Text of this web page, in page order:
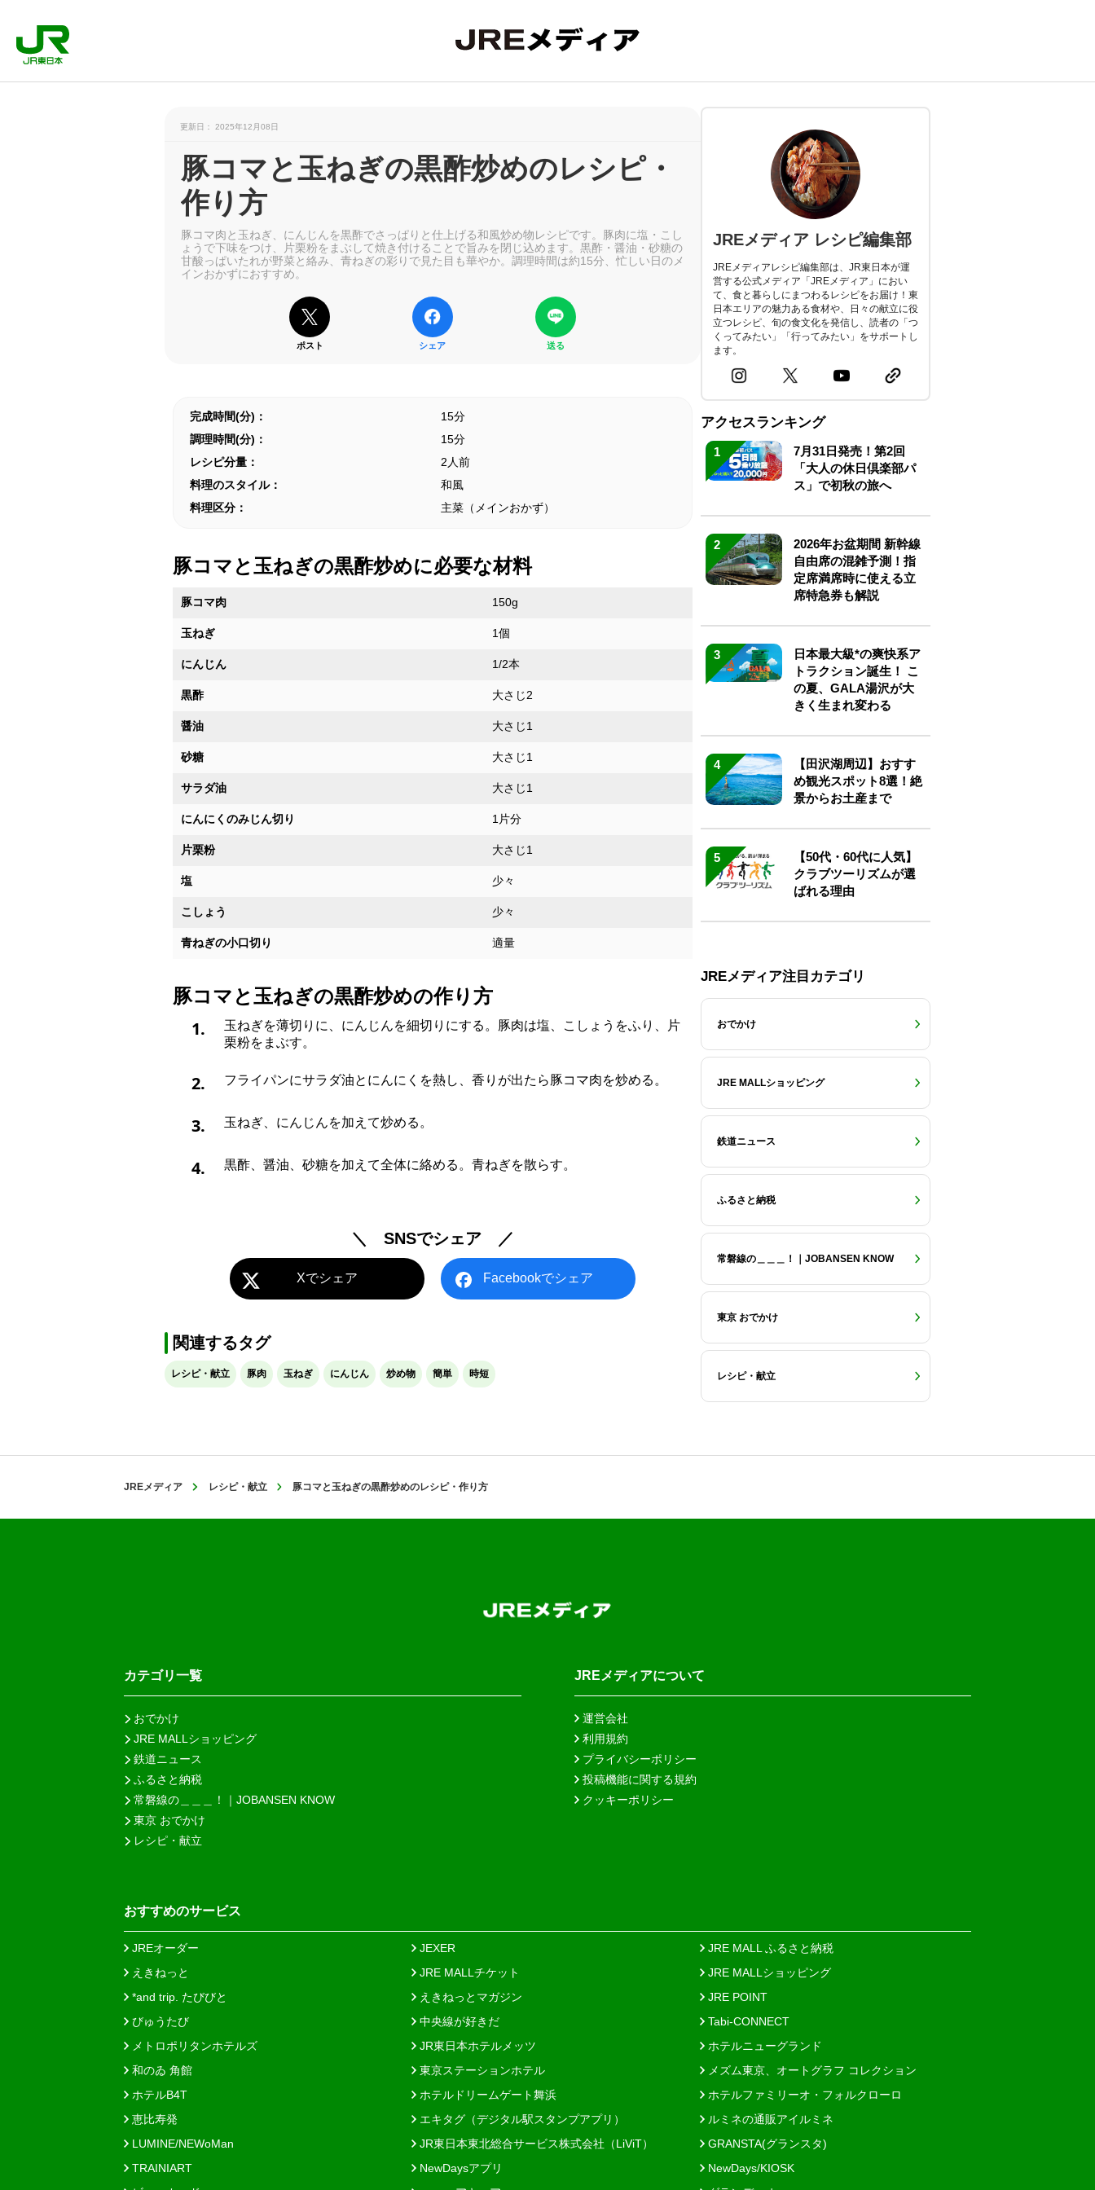
更新日： 2025年12月08日
豚コマと玉ねぎの黒酢炒めのレシピ・
作り方
豚コマ肉と玉ねぎ、にんじんを黒酢でさっぱりと仕上げる和風炒め物レシピです。豚肉に塩・こし
ょうで下味をつけ、片栗粉をまぶして焼き付けることで旨みを閉じ込めます。黒酢・醤油・砂糖の
甘酸っぱいたれが野菜と絡み、青ねぎの彩りで見た目も華やか。調理時間は約15分、忙しい日のメ
インおかずにおすすめ。
ポスト シェア 送る
完成時間(分)：
15分
調理時間(分)：
15分
レシピ分量：
2人前
料理のスタイル：
和風
料理区分：
主菜（メインおかず）
豚コマと玉ねぎの黒酢炒めに必要な材料
豚コマ肉 150g
玉ねぎ 1個
にんじん 1/2本
黒酢 大さじ2
醤油 大さじ1
砂糖 大さじ1
サラダ油 大さじ1
にんにくのみじん切り 1片分
片栗粉 大さじ1
塩 少々
こしょう 少々
青ねぎの小口切り 適量
豚コマと玉ねぎの黒酢炒めの作り方
1.
玉ねぎを薄切りに、にんじんを細切りにする。豚肉は塩、こしょうをふり、片
栗粉をまぶす。
2. フライパンにサラダ油とにんにくを熱し、香りが出たら豚コマ肉を炒める。
3. 玉ねぎ、にんじんを加えて炒める。
4. 黒酢、醤油、砂糖を加えて全体に絡める。青ねぎを散らす。
＼ SNSでシェア ／
Xでシェア Facebookでシェア
関連するタグ
レシピ・献立 豚肉 玉ねぎ にんじん 炒め物 簡単 時短
JREメディア レシピ編集部
JREメディアレシピ編集部は、JR東日本が運
営する公式メディア「JREメディア」におい
て、食と暮らしにまつわるレシピをお届け！東
日本エリアの魅力ある食材や、日々の献立に役
立つレシピ、旬の食文化を発信し、読者の「つ
くってみたい」「行ってみたい」をサポートし
ます。
アクセスランキング
1
7月31日発売！第2回
「大人の休日倶楽部パ
ス」で初秋の旅へ
2
2026年お盆期間 新幹線
自由席の混雑予測！指
定席満席時に使える立
席特急券も解説
3
日本最大級*の爽快系ア
トラクション誕生！ こ
の夏、GALA湯沢が大
きく生まれ変わる
4
【田沢湖周辺】おすす
め観光スポット8選！絶
景からお土産まで
5
【50代・60代に人気】
クラブツーリズムが選
ばれる理由
JREメディア注目カテゴリ
おでかけ
JRE MALLショッピング
鉄道ニュース
ふるさと納税
常磐線の＿＿＿！｜JOBANSEN KNOW
東京 おでかけ
レシピ・献立
JREメディア レシピ・献立 豚コマと玉ねぎの黒酢炒めのレシピ・作り方
カテゴリ一覧
おでかけ
JRE MALLショッピング
鉄道ニュース
ふるさと納税
常磐線の＿＿＿！｜JOBANSEN KNOW
東京 おでかけ
レシピ・献立
JREメディアについて
運営会社
利用規約
プライバシーポリシー
投稿機能に関する規約
クッキーポリシー
おすすめのサービス
JREオーダー JEXER
JRE MALL ふるさと納税
えきねっと
JRE MALLチケット
JRE MALLショッピング
*and trip. たびびと
えきねっとマガジン
JRE POINT
びゅうたび
中央線が好きだ
Tabi-CONNECT
メトロポリタンホテルズ
JR東日本ホテルメッツ
ホテルニューグランド
和のゐ 角館
東京ステーションホテル
メズム東京、オートグラフ コレクション
ホテルB4T
ホテルドリームゲート舞浜
ホテルファミリーオ・フォルクローロ
恵比寿発
エキタグ（デジタル駅スタンプアプリ）
ルミネの通販アイルミネ
LUMINE/NEWoMan
JR東日本東北総合サービス株式会社（LiViT）
GRANSTA(グランスタ)
TRAINIART
NewDaysアプリ
NewDays/KIOSK